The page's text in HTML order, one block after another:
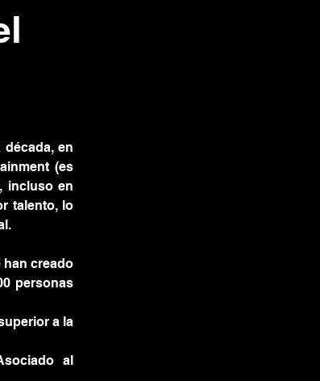
en
(es
incluso en
talento, lo
han creado
personas
a la
al